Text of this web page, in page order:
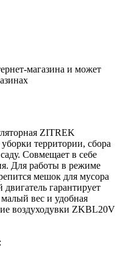
магазина и может
ZITREK
территории, сбора
Совмещает в себе
Для работы в режиме
мешок для мусора
гарантирует
вес и удобная
воздуходувки ZKBL20V